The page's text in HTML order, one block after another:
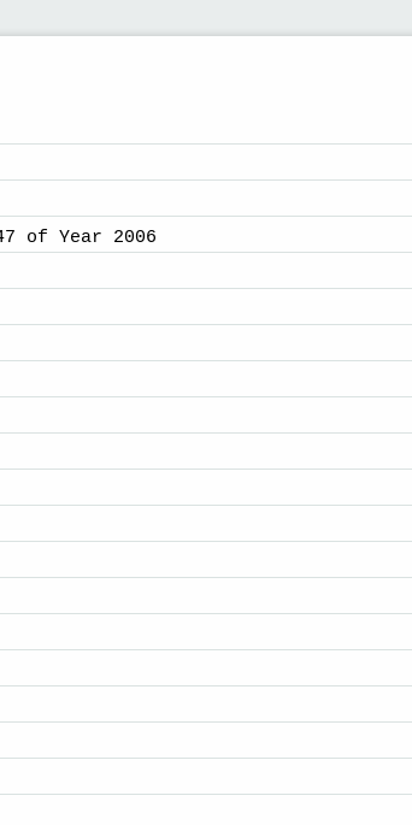
of Year 2006